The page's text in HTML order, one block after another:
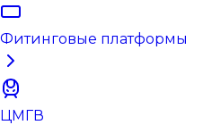
Фитинговые платформы
ЦМГВ